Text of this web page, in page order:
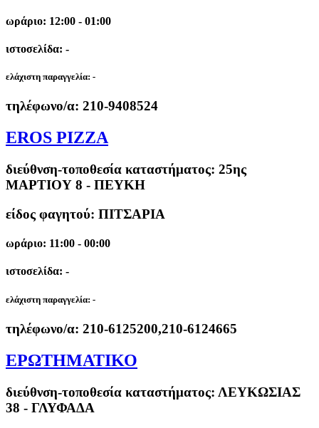
ωράριο: 12:00 - 01:00
ιστοσελίδα: -
ελάχιστη παραγγελία: -
τηλέφωνο/α: 210-9408524
EROS PIZZA
διεύθνση-τοποθεσία καταστήματος: 25ης
ΜΑΡΤΙΟΥ 8 - ΠΕΥΚΗ
είδος φαγητού: ΠΙΤΣΑΡΙΑ
ωράριο: 11:00 - 00:00
ιστοσελίδα: -
ελάχιστη παραγγελία: -
τηλέφωνο/α: 210-6125200,210-6124665
ΕΡΩΤΗΜΑΤΙΚΟ
διεύθνση-τοποθεσία καταστήματος: ΛΕΥΚΩΣΙΑΣ
38 - ΓΛΥΦΑΔΑ